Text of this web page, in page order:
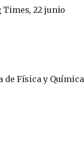
Times, 22 junio
de Física y Química